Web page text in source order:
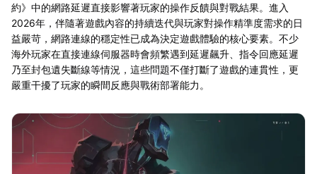
約》中的網路延遲直接影響著玩家的操作反饋與對戰結果。進入
2026年，伴隨著遊戲內容的持續迭代與玩家對操作精準度需求的日
益嚴苛，網路連線的穩定性已成為決定遊戲體驗的核心要素。不少
海外玩家在直接連線伺服器時會頻繁遇到延遲飆升、指令回應延遲
乃至封包遺失斷線等情況，這些問題不僅打斷了遊戲的連貫性，更
嚴重干擾了玩家的瞬間反應與戰術部署能力。